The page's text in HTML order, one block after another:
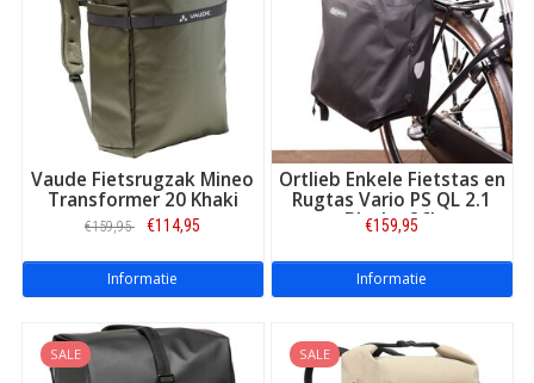
Vaude Fietsrugzak Mineo
Transformer 20 Khaki
€159,95 €114,95
Informatie
Ortlieb Enkele Fietstas en
Rugtas Vario PS QL 2.1
Black - 26L
€159,95
Informatie
SALE SALE